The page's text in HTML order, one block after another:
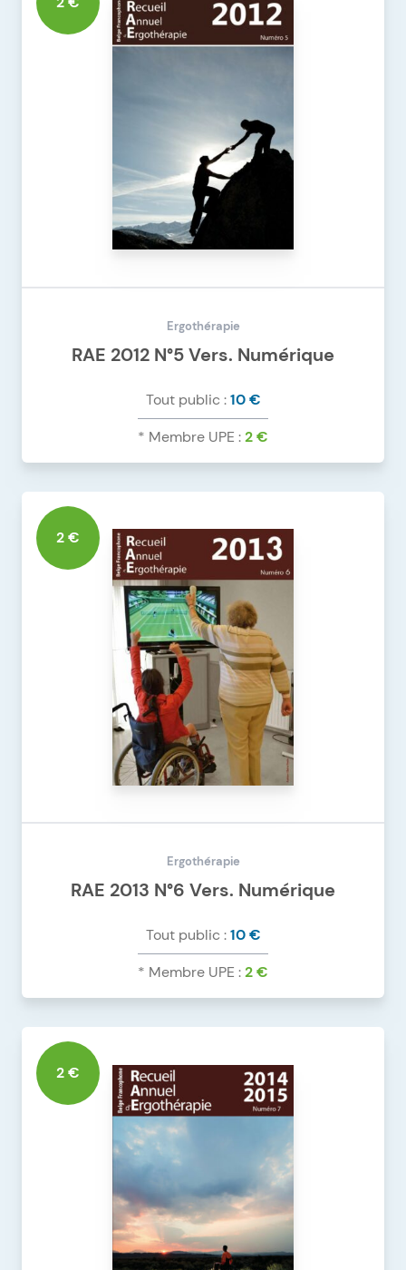
Ergothérapie
RAE 2012 N°5 Vers. Numérique
Tout public :10 €
* Membre UPE :2 €
2 €
Ergothérapie
RAE 2013 N°6 Vers. Numérique
Tout public :10 €
* Membre UPE :2 €
2 €